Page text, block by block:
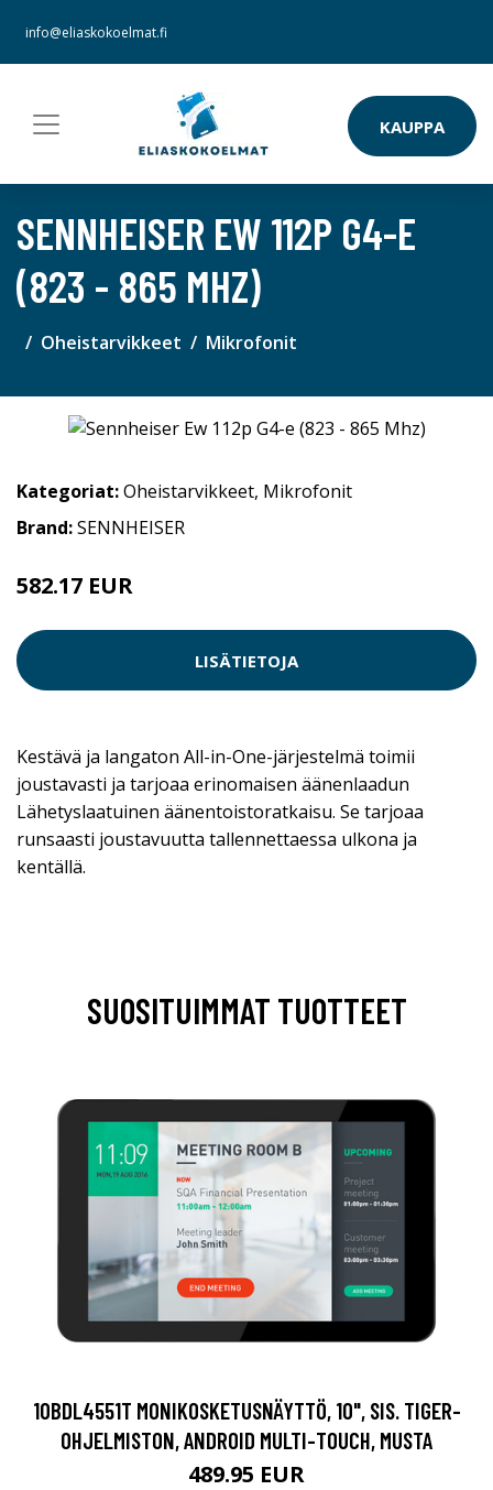
info@eliaskokoelmat.fi
KAUPPA
SENNHEISER EW 112P G4-E
(823 - 865 MHZ)
Oheistarvikkeet Mikrofonit
Kategoriat:Oheistarvikkeet, Mikrofonit
Brand:SENNHEISER
582.17 EUR
LISÄTIETOJA
Kestävä ja langaton All-in-One-järjestelmä toimii
joustavasti ja tarjoaa erinomaisen äänenlaadun
Lähetyslaatuinen äänentoistoratkaisu. Se tarjoaa
runsaasti joustavuutta tallennettaessa ulkona ja
kentällä.
SUOSITUIMMAT TUOTTEET
10BDL4551T MONIKOSKETUSNÄYTTÖ, 10", SIS. TIGER-
OHJELMISTON, ANDROID MULTI-TOUCH, MUSTA
489.95 EUR